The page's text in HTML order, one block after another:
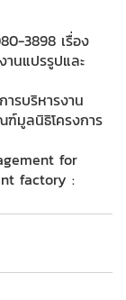
3898 เรื่อง
านแปรรูปและ
รบริหารงาน
มูลนิธิโครงการ
for
factory :